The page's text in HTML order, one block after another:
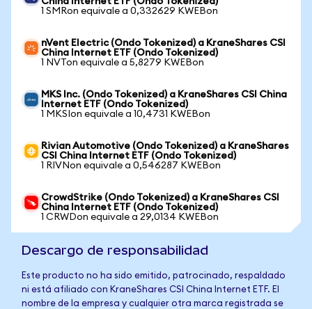
1 SMRon equivale a 0,332629 KWEBon
nVent Electric (Ondo Tokenized) a KraneShares CSI
China Internet ETF (Ondo Tokenized)
1 NVTon equivale a 5,8279 KWEBon
MKS Inc. (Ondo Tokenized) a KraneShares CSI China
Internet ETF (Ondo Tokenized)
1 MKSIon equivale a 10,4731 KWEBon
Rivian Automotive (Ondo Tokenized) a KraneShares
CSI China Internet ETF (Ondo Tokenized)
1 RIVNon equivale a 0,546287 KWEBon
CrowdStrike (Ondo Tokenized) a KraneShares CSI
China Internet ETF (Ondo Tokenized)
1 CRWDon equivale a 29,0134 KWEBon
Descargo de responsabilidad
Este producto no ha sido emitido, patrocinado, respaldado
ni está afiliado con KraneShares CSI China Internet ETF. El
nombre de la empresa y cualquier otra marca registrada se